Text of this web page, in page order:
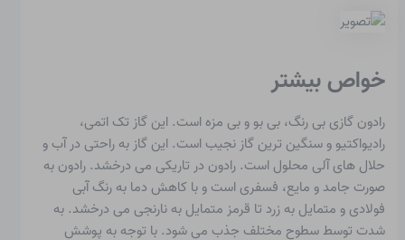
خواص بیشتر
رادون گازی بی رنگ، بی بو و بی مزه است. این گاز تک اتمی،
رادیواکتیو و سنگین ترین گاز نجیب است. این گاز به راحتی در آب و
حلال های آلی محلول است. رادون در تاریکی می درخشد. رادون به
صورت جامد و مایع، فسفری است و با کاهش دما به رنگ آبی
فولادی و متمایل به زرد تا قرمز متمایل به نارنجی می درخشد. به
شدت توسط سطوح مختلف جذب می شود. با توجه به پوشش